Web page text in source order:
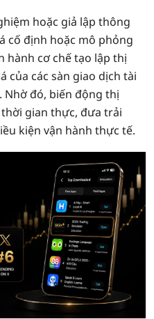
hoặc giả lập thông
cố định hoặc mô phỏng
hành cơ chế tạo lập thị
của các sàn giao dịch tài
Nhờ đó, biến động thị
gian thực, đưa trải
kiện vận hành thực tế.